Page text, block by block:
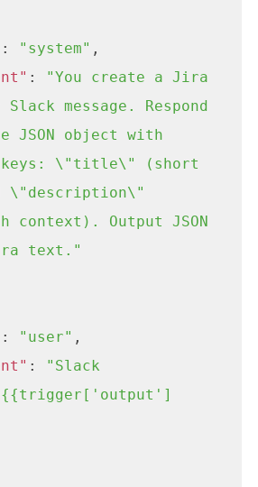
: "system" ,
:
"You create a Jira
message. Respond
JSON object with
keys: \"title\" (short
\"description\"
context). Output JSON
text."
: "user" ,
:
"Slack